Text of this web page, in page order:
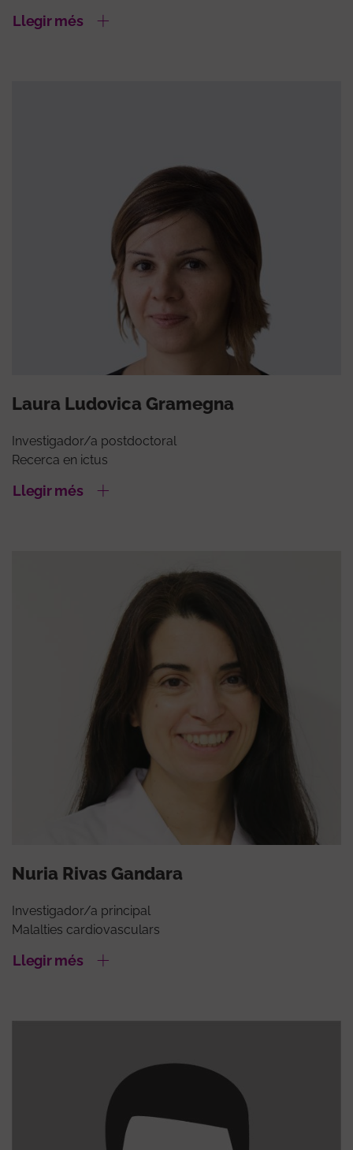
Llegir més
Laura Ludovica Gramegna
Investigador/a postdoctoral
Recerca en ictus
Llegir més
Nuria Rivas Gandara
Investigador/a principal
Malalties cardiovasculars
Llegir més